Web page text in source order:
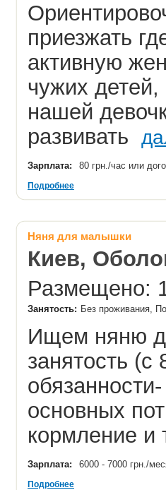
приезжать
активную
чужих
нашей
развивать
Зарплата: 80 грн./час или
Подробнее
Няня для малышки
Киев,
Размещено:
Занятость: Без проживания,
Ищем няню
занятость
основных
кормление
Зарплата: 6000 - 7000 грн./
Подробнее